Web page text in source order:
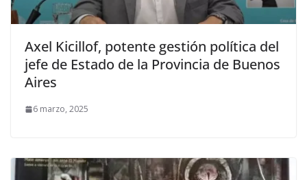
Axel Kicillof, potente gestión política del
jefe de Estado de la Provincia de Buenos
Aires
6 marzo, 2025